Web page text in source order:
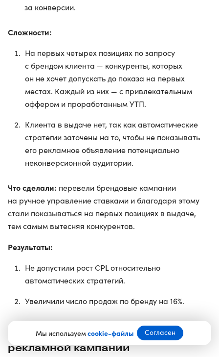
Мы используемcookie-файлы Согласен
за конверсии.
Сложности:
На первых четырех позициях по запросу
с брендом клиента — конкуренты, которых
он не хочет допускать до показа на первых
местах. Каждый из них — с привлекательным
оффером и проработанным УТП.
Клиента в выдаче нет, так как автоматические
стратегии заточены на то, чтобы не показывать
его рекламное объявление потенциально
неконверсионной аудитории.
Что сделали: перевели брендовые кампании
на ручное управление ставками и благодаря этому
стали показываться на первых позициях в выдаче,
тем самым вытесняя конкурентов.
Результаты:
Не допустили рост CPL относительно
автоматических стратегий.
Увеличили число продаж по бренду на 16%.
Способ 5. Реструктуризация
рекламной кампании